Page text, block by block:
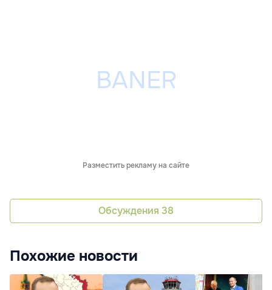
Разместить рекламу на сайте
Обсуждения 38
Похожие новости